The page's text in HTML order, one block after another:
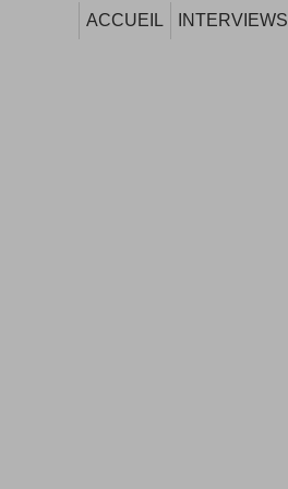
ACCUEIL INTERVIEWS